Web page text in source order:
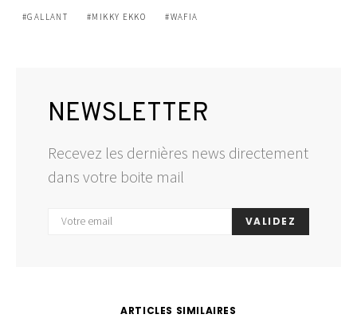
GALLANT MIKKY EKKO WAFIA
NEWSLETTER
Recevez les dernières news directement
dans votre boite mail
VALIDEZ
ARTICLES SIMILAIRES